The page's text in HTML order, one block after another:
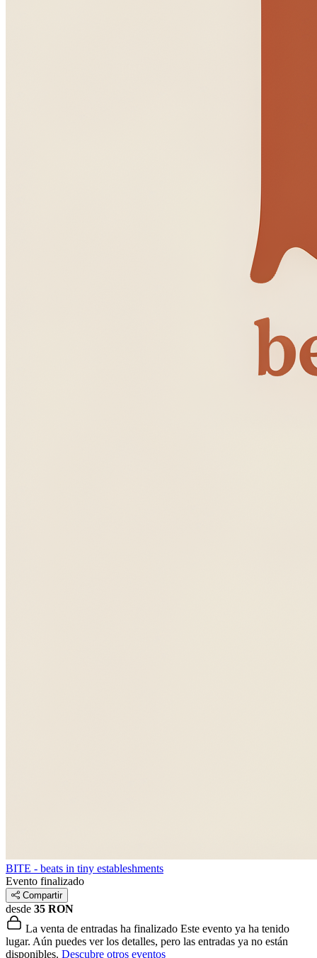
BITE - beats in tiny estableshments
Evento finalizado
Compartir
desde 35 RON
La venta de entradas ha finalizado Este evento ya ha tenido
lugar. Aún puedes ver los detalles, pero las entradas ya no están
disponibles. Descubre otros eventos